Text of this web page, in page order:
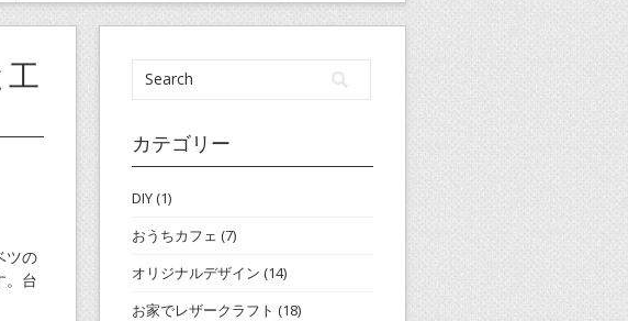
工
ツの
。台
カテゴリー
DIY(1)
おうちカフェ (7)
オリジナルデザイン (14)
お家でレザークラフト (18)